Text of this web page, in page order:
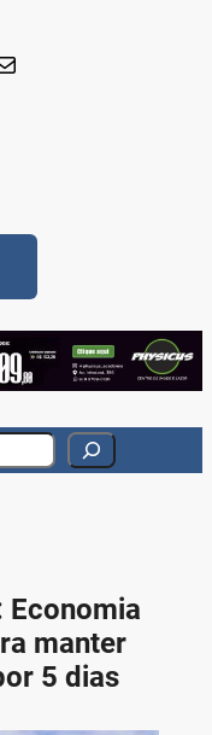
Economia
manter
5 dias